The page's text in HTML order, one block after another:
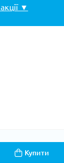
▼
Купити